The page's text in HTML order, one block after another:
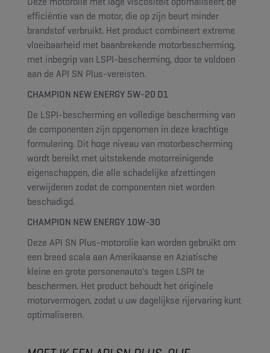
efficiëntie van de motor, die op zijn beurt minder
brandstof verbruikt. Het product combineert extreme
vloeibaarheid met baanbrekende motorbescherming,
met inbegrip van LSPI-bescherming, door te voldoen
aan de API SN Plus-vereisten.
CHAMPION NEW ENERGY 5W-20 D1
De LSPI-bescherming en volledige bescherming van
de componenten zijn opgenomen in deze krachtige
formulering. Dit hoge niveau van motorbescherming
wordt bereikt met uitstekende motorreinigende
eigenschappen, die alle schadelijke afzettingen
verwijderen zodat de componenten niet worden
beschadigd.
CHAMPION NEW ENERGY 10W-30
Deze API SN Plus-motorolie kan worden gebruikt om
een breed scala aan Amerikaanse en Aziatische
kleine en grote personenauto's tegen LSPI te
beschermen. Het product behoudt het originele
motorvermogen, zodat u uw dagelijkse rijervaring kunt
optimaliseren.